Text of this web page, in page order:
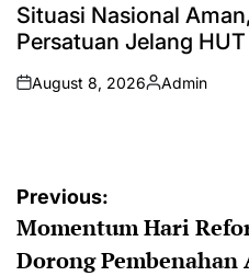
IN
Situasi Nasional
Persatuan Jelang HUT
on
August 8, 2026
Posted
Admin
Post
navigation
Previous:
Momentum Hari
Dorong Pembenahan